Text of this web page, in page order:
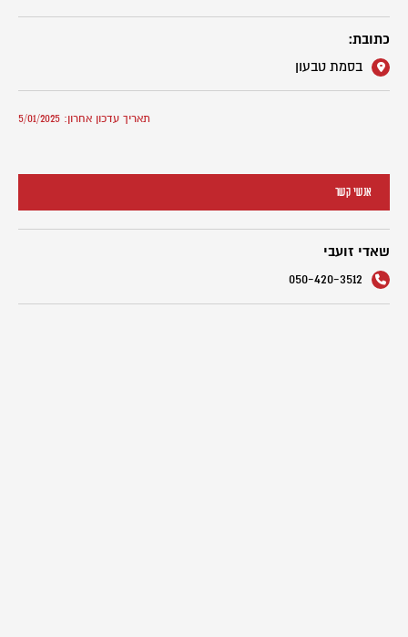
כתובת:
בסמת טבעון
תאריך עדכון אחרון: 5/01/2025
אנשי קשר
שאדי זועבי